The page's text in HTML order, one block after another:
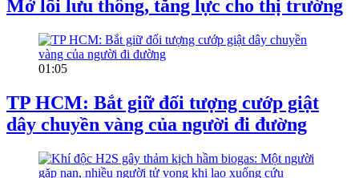
Mở lối lưu thông, tăng lực cho thị trường
01:05
TP HCM: Bắt giữ đối tượng cướp giật
dây chuyền vàng của người đi đường